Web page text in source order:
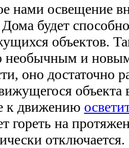
нами освещение
будет
объектов.
необычным и
оно достаточно
объекта
к движению
гореть на
отключается.